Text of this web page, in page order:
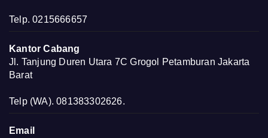
Telp. 0215666657
Kantor Cabang
Jl. Tanjung Duren Utara 7C Grogol Petamburan Jakarta
Barat
Telp (WA). 081383302626.
Email